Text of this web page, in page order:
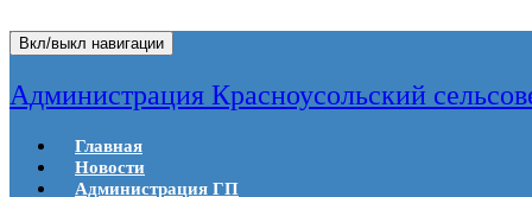
Вкл/выкл навигации
Администрация Красноусольский
Главная
Новости
Администрация ГП